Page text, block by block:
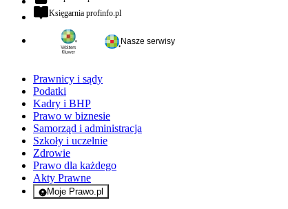
Księgarnia profinfo.plotwiera się w nowej karcie
Nasze serwisy
Prawnicy i sądy
Podatki
Kadry i BHP
Prawo w biznesie
Samorząd i administracja
Szkoły i uczelnie
Zdrowie
Prawo dla każdego
Akty Prawne
Moje Prawo.pl
- rejestracja i logowanie do serwisu